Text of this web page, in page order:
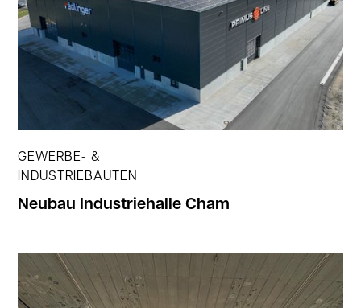
GEWERBE- &
INDUSTRIEBAUTEN
Neubau Industriehalle Cham